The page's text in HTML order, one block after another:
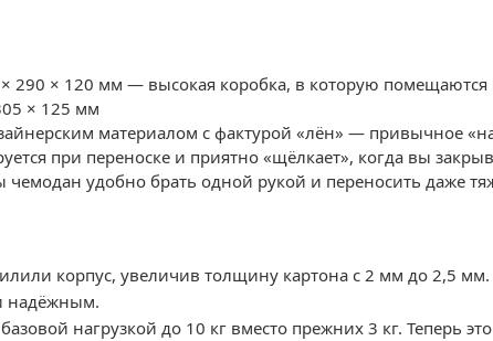
290 × 120 мм — высокая коробка, в которую
× 125 мм
материалом с фактурой «лён» — привычное
при переноске и приятно «щёлкает», когда вы
чемодан удобно брать одной рукой и переносить даже
корпус, увеличив толщину картона с 2 мм до 2,5
надёжным.
нагрузкой до 10 кг вместо прежних 3 кг. Теперь